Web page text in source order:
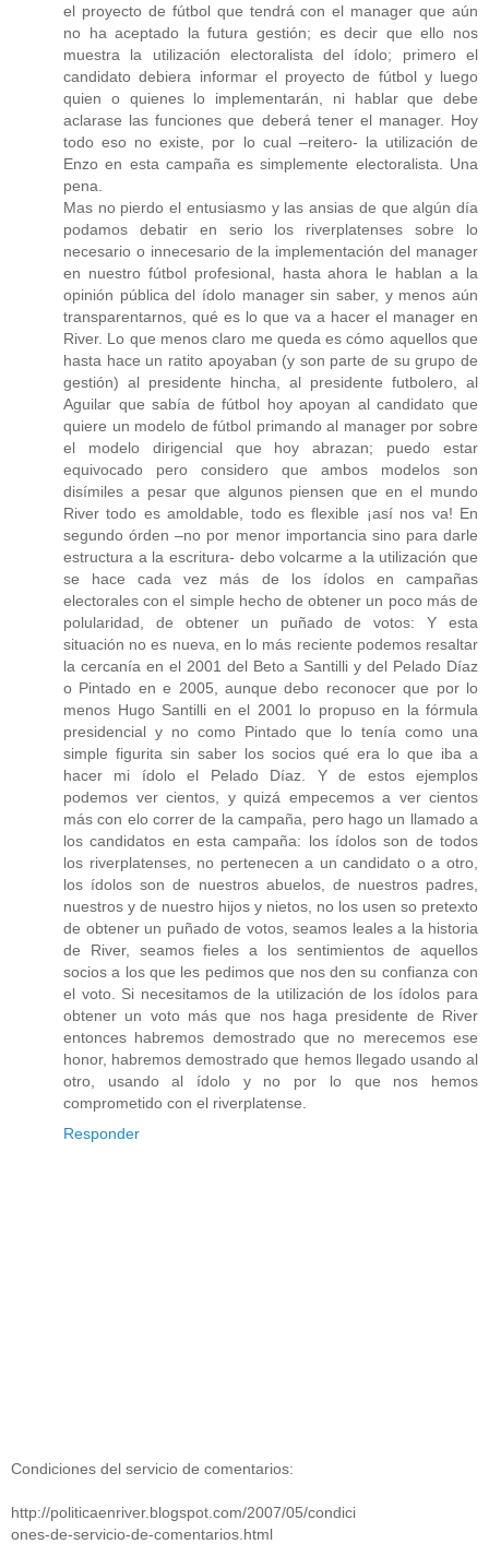
el proyecto de fútbol que tendrá con el manager que aún
no ha aceptado la futura gestión; es decir que ello nos
muestra la utilización electoralista del ídolo; primero el
candidato debiera informar el proyecto de fútbol y luego
quien o quienes lo implementarán, ni hablar que debe
aclarase las funciones que deberá tener el manager. Hoy
todo eso no existe, por lo cual –reitero- la utilización de
Enzo en esta campaña es simplemente electoralista. Una
pena.
Mas no pierdo el entusiasmo y las ansias de que algún día
podamos debatir en serio los riverplatenses sobre lo
necesario o innecesario de la implementación del manager
en nuestro fútbol profesional, hasta ahora le hablan a la
opinión pública del ídolo manager sin saber, y menos aún
transparentarnos, qué es lo que va a hacer el manager en
River. Lo que menos claro me queda es cómo aquellos que
hasta hace un ratito apoyaban (y son parte de su grupo de
gestión) al presidente hincha, al presidente futbolero, al
Aguilar que sabía de fútbol hoy apoyan al candidato que
quiere un modelo de fútbol primando al manager por sobre
el modelo dirigencial que hoy abrazan; puedo estar
equivocado pero considero que ambos modelos son
disímiles a pesar que algunos piensen que en el mundo
River todo es amoldable, todo es flexible ¡así nos va! En
segundo órden –no por menor importancia sino para darle
estructura a la escritura- debo volcarme a la utilización que
se hace cada vez más de los ídolos en campañas
electorales con el simple hecho de obtener un poco más de
polularidad, de obtener un puñado de votos: Y esta
situación no es nueva, en lo más reciente podemos resaltar
la cercanía en el 2001 del Beto a Santilli y del Pelado Díaz
o Pintado en e 2005, aunque debo reconocer que por lo
menos Hugo Santilli en el 2001 lo propuso en la fórmula
presidencial y no como Pintado que lo tenía como una
simple figurita sin saber los socios qué era lo que iba a
hacer mi ídolo el Pelado Díaz. Y de estos ejemplos
podemos ver cientos, y quizá empecemos a ver cientos
más con elo correr de la campaña, pero hago un llamado a
los candidatos en esta campaña: los ídolos son de todos
los riverplatenses, no pertenecen a un candidato o a otro,
los ídolos son de nuestros abuelos, de nuestros padres,
nuestros y de nuestro hijos y nietos, no los usen so pretexto
de obtener un puñado de votos, seamos leales a la historia
de River, seamos fieles a los sentimientos de aquellos
socios a los que les pedimos que nos den su confianza con
el voto. Si necesitamos de la utilización de los ídolos para
obtener un voto más que nos haga presidente de River
entonces habremos demostrado que no merecemos ese
honor, habremos demostrado que hemos llegado usando al
otro, usando al ídolo y no por lo que nos hemos
comprometido con el riverplatense.
Responder
Condiciones del servicio de comentarios:
http://politicaenriver.blogspot.com/2007/05/condici
ones-de-servicio-de-comentarios.html